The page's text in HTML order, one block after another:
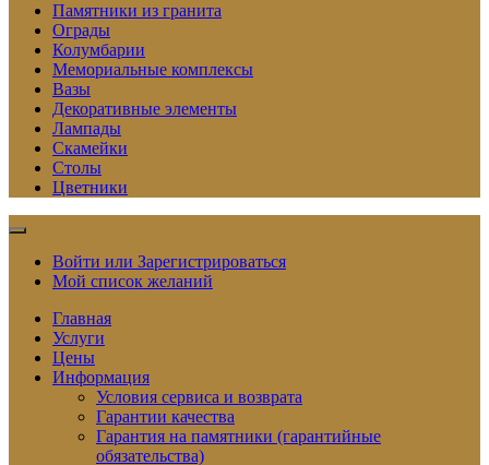
Памятники из гранита
Ограды
Колумбарии
Мемориальные комплексы
Вазы
Декоративные элементы
Лампады
Скамейки
Столы
Цветники
Войти или Зарегистрироваться
Мой список желаний
Главная
Услуги
Цены
Информация
Условия сервиса и возврата
Гарантии качества
Гарантия на памятники (гарантийные
обязательства)